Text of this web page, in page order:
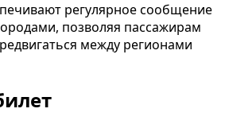
регулярное сообщение
позволяя пассажирам
между регионами